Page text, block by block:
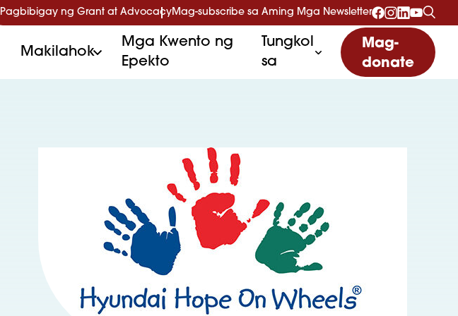
Pagbibigay ng Grant at AdvocacyMag-subscribe sa Aming Mga Newsletter
Makilahok
Mga Kwento ng
Epekto
Tungkol
sa
Mag-
donate